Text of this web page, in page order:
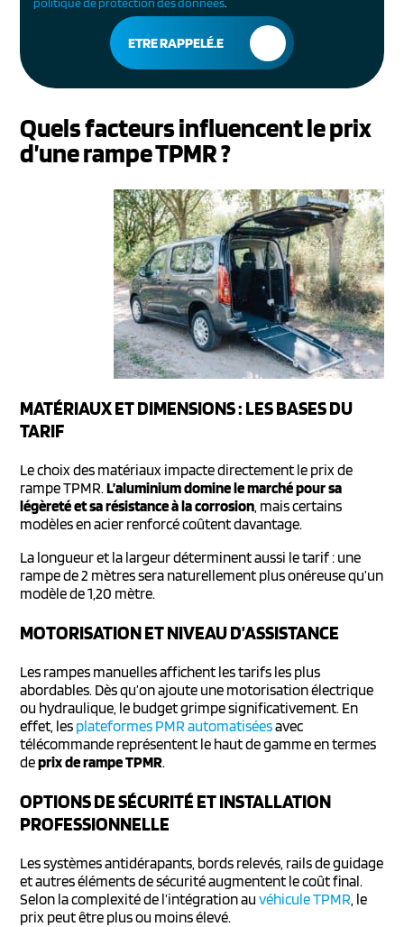
politique de protection des données.
Quels facteurs influencent le prix
d’une rampe TPMR ?
MATÉRIAUX ET DIMENSIONS : LES BASES DU
TARIF
Le choix des matériaux impacte directement le prix de
rampe TPMR.L’aluminium domine le marché pour sa
légèreté et sa résistance à la corrosion, mais certains
modèles en acier renforcé coûtent davantage.
La longueur et la largeur déterminent aussi le tarif : une
rampe de 2 mètres sera naturellement plus onéreuse qu’un
modèle de 1,20 mètre.
MOTORISATION ET NIVEAU D’ASSISTANCE
Les rampes manuelles affichent les tarifs les plus
abordables. Dès qu’on ajoute une motorisation électrique
ou hydraulique, le budget grimpe significativement. En
effet, les plateformes PMR automatiséesavec
télécommande représentent le haut de gamme en termes
deprix de rampe TPMR.
OPTIONS DE SÉCURITÉ ET INSTALLATION
PROFESSIONNELLE
Les systèmes antidérapants, bords relevés, rails de guidage
et autres éléments de sécurité augmentent le coût final.
Selon la complexité de l’intégration auvéhicule TPMR , le
prix peut être plus ou moins élevé.